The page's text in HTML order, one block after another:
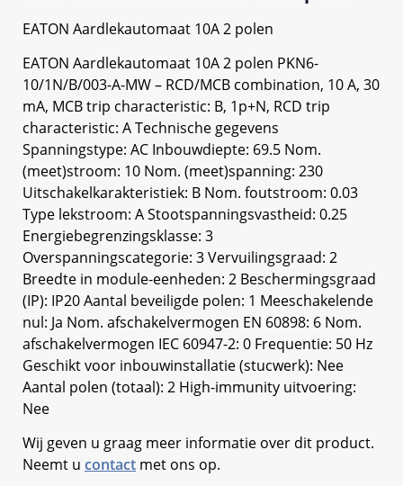
EATON Aardlekautomaat 10A 2 polen
EATON Aardlekautomaat 10A 2 polen PKN6-
10/1N/B/003-A-MW – RCD/MCB combination, 10 A, 30
mA, MCB trip characteristic: B, 1p+N, RCD trip
characteristic: A Technische gegevens
Spanningstype: AC Inbouwdiepte: 69.5 Nom.
(meet)stroom: 10 Nom. (meet)spanning: 230
Uitschakelkarakteristiek: B Nom. foutstroom: 0.03
Type lekstroom: A Stootspanningsvastheid: 0.25
Energiebegrenzingsklasse: 3
Overspanningscategorie: 3 Vervuilingsgraad: 2
Breedte in module-eenheden: 2 Beschermingsgraad
(IP): IP20 Aantal beveiligde polen: 1 Meeschakelende
nul: Ja Nom. afschakelvermogen EN 60898: 6 Nom.
afschakelvermogen IEC 60947-2: 0 Frequentie: 50 Hz
Geschikt voor inbouwinstallatie (stucwerk): Nee
Aantal polen (totaal): 2 High-immunity uitvoering:
Nee
Wij geven u graag meer informatie over dit product.
Neemt u contact met ons op.